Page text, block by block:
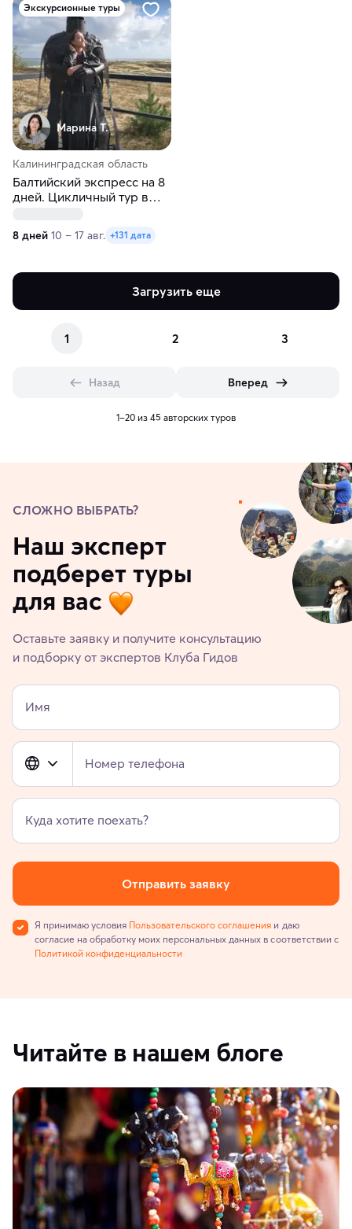
Экскурсионные туры
Марина Т.
Калининградская область
Балтийский экспресс на 8
дней. Цикличный тур в
8 дней 10 – 17 авг. +131 дата
Загрузить еще
1 2 3
Назад Вперед
1–20 из 45 авторских туров
СЛОЖНО ВЫБРАТЬ?
Наш эксперт
подберет туры
для вас
Оставьте заявку и получите консультацию
и подборку от экспертов Клуба Гидов
Имя
Номер телефона
Куда хотите поехать?
Отправить заявку
Я принимаю условия Пользовательского соглашения и даю
согласие на обработку моих персональных данных в соответствии с
Политикой конфиденциальности
Читайте в нашем блоге